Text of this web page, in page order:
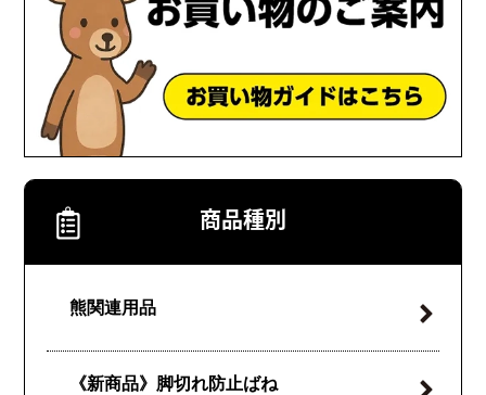
商品種別
熊関連用品
《新商品》 脚切れ防止ばね